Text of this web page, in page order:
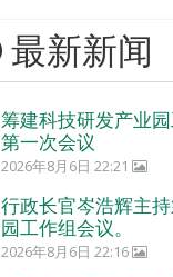
最新新闻
筹建科技研发产业
第一次会议
2026年8月6日 22:21
行政长官岑浩辉主
园工作组会议。
2026年8月6日 22:16